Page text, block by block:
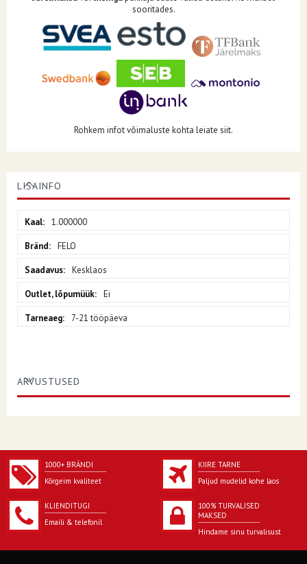
sooritades.
Rohkem infot võimaluste kohta leiate siit.
LISAINFO
1.000000
FELO
Kesklaos
Ei
7-21 tööpäeva
ARVUSTUSED
1000+ BRÄNDI
Kõrgeim kvaliteet
KIIRE TARNE
Paljud mudelid kohe laos
KLIENDITUGI
Emaili & telefonil
100% TURVALISED
MAKSED
Hindame sinu turvalisust